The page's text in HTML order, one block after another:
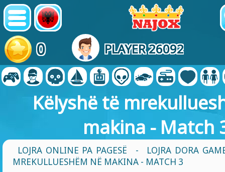
0 PLAYER 26092
Këlyshë të
makina - Match
LOJRA ONLINE PA PAGESË -
LOJRA DORA
MREKULLUESHËM NË MAKINA - MATCH 3